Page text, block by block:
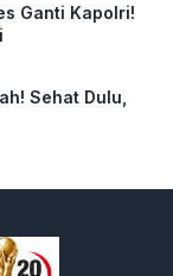
Ganti Kapolri!
Sehat Dulu,